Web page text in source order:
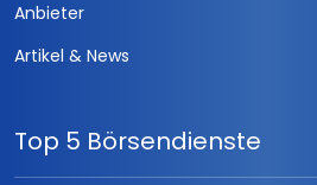
Anbieter
Artikel & News
Top 5 Börsendienste